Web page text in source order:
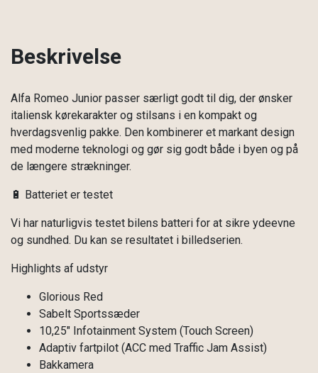
Beskrivelse
Alfa Romeo Junior passer særligt godt til dig, der ønsker
italiensk kørekarakter og stilsans i en kompakt og
hverdagsvenlig pakke. Den kombinerer et markant design
med moderne teknologi og gør sig godt både i byen og på
de længere strækninger.
🔋 Batteriet er testet
Vi har naturligvis testet bilens batteri for at sikre ydeevne
og sundhed. Du kan se resultatet i billedserien.
Highlights af udstyr
Glorious Red
Sabelt Sportssæder
10,25" Infotainment System (Touch Screen)
Adaptiv fartpilot (ACC med Traffic Jam Assist)
Bakkamera